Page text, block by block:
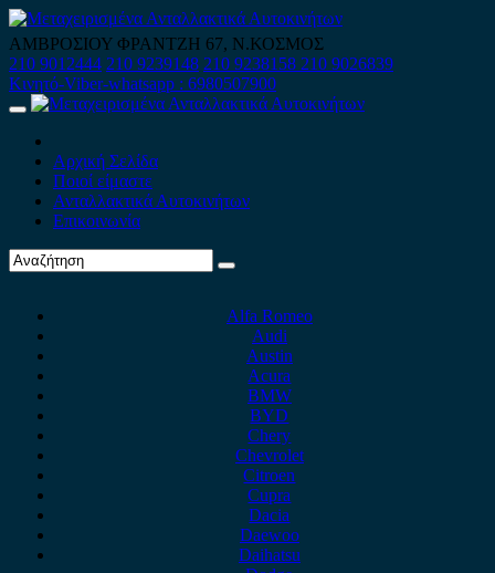
Skip
to
content
ΑΜΒΡΟΣΙΟΥ ΦΡΑΝΤΖΗ 67, Ν.ΚΟΣΜΟΣ
210 9012444 210 9239148 210 9238158 210 9026839
Κινητό-Viber-whatsapp : 6980507900
Primary
Αρχική Σελίδα
Ποιοί είμαστε
Ανταλλακτικά Αυτοκινήτων
Επικοινωνία
Alfa Romeo
Audi
Austin
Acura
BMW
BYD
Chery
Chevrolet
Citroen
Cupra
Dacia
Daewoo
Daihatsu